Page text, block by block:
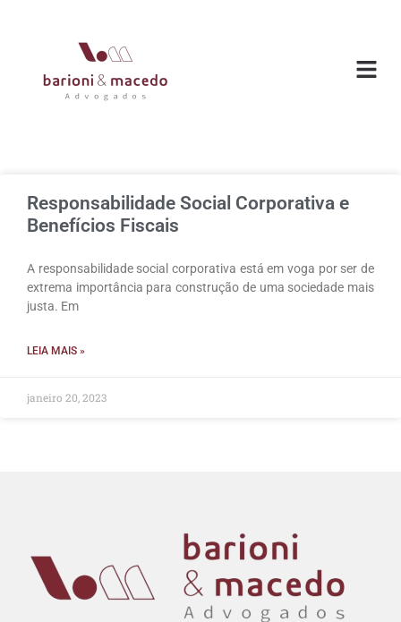
Responsabilidade Social Corporativa e
Benefícios Fiscais
A responsabilidade social corporativa está em voga por ser de
extrema importância para construção de uma sociedade mais
justa. Em
LEIA MAIS »
janeiro 20, 2023